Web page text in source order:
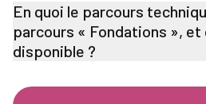
En quoi le parcours
parcours « Fondations »,
disponible ?